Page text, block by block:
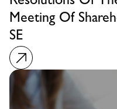
Meeting Of
SE